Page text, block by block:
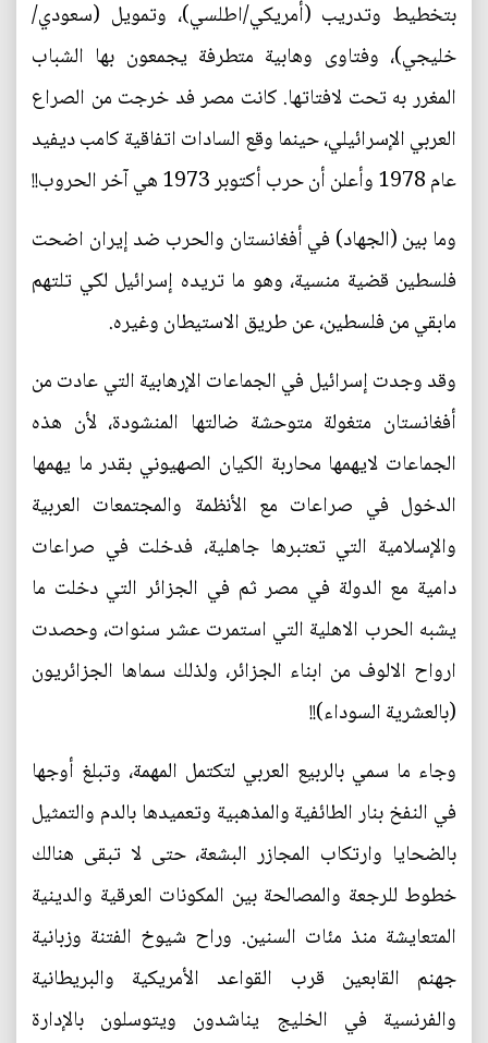
بتخطيط وتدريب (أمريكي/اطلسي)، وتمويل (سعودي/
خليجي)، وفتاوى وهابية متطرفة يجمعون بها الشباب
المغرر به تحت لافتاتها. كانت مصر فد خرجت من الصراع
العربي الإسرائيلي، حينما وقع السادات اتفاقية كامب ديفيد
عام 1978 وأعلن أن حرب أكتوبر 1973 هي آخر الحروب!!
وما بين (الجهاد) في أفغانستان والحرب ضد إيران اضحت
فلسطين قضية منسية، وهو ما تريده إسرائيل لكي تلتهم
مابقي من فلسطين، عن طريق الاستيطان وغيره.
وقد وجدت إسرائيل في الجماعات الإرهابية التي عادت من
أفغانستان متغولة متوحشة ضالتها المنشودة، لأن هذه
الجماعات لايهمها محاربة الكيان الصهيوني بقدر ما يهمها
الدخول في صراعات مع الأنظمة والمجتمعات العربية
والإسلامية التي تعتبرها جاهلية، فدخلت في صراعات
دامية مع الدولة في مصر ثم في الجزائر التي دخلت ما
يشبه الحرب الاهلية التي استمرت عشر سنوات، وحصدت
ارواح الالوف من ابناء الجزائر، ولذلك سماها الجزائريون
(بالعشرية السوداء)!!
وجاء ما سمي بالربيع العربي لتكتمل المهمة، وتبلغ أوجها
في النفخ بنار الطائفية والمذهبية وتعميدها بالدم والتمثيل
بالضحايا وارتكاب المجازر البشعة، حتى لا تبقى هنالك
خطوط للرجعة والمصالحة بين المكونات العرقية والدينية
المتعايشة منذ مئات السنين. وراح شيوخ الفتنة وزبانية
جهنم القابعين قرب القواعد الأمريكية والبريطانية
والفرنسية في الخليج يناشدون ويتوسلون بالإدارة